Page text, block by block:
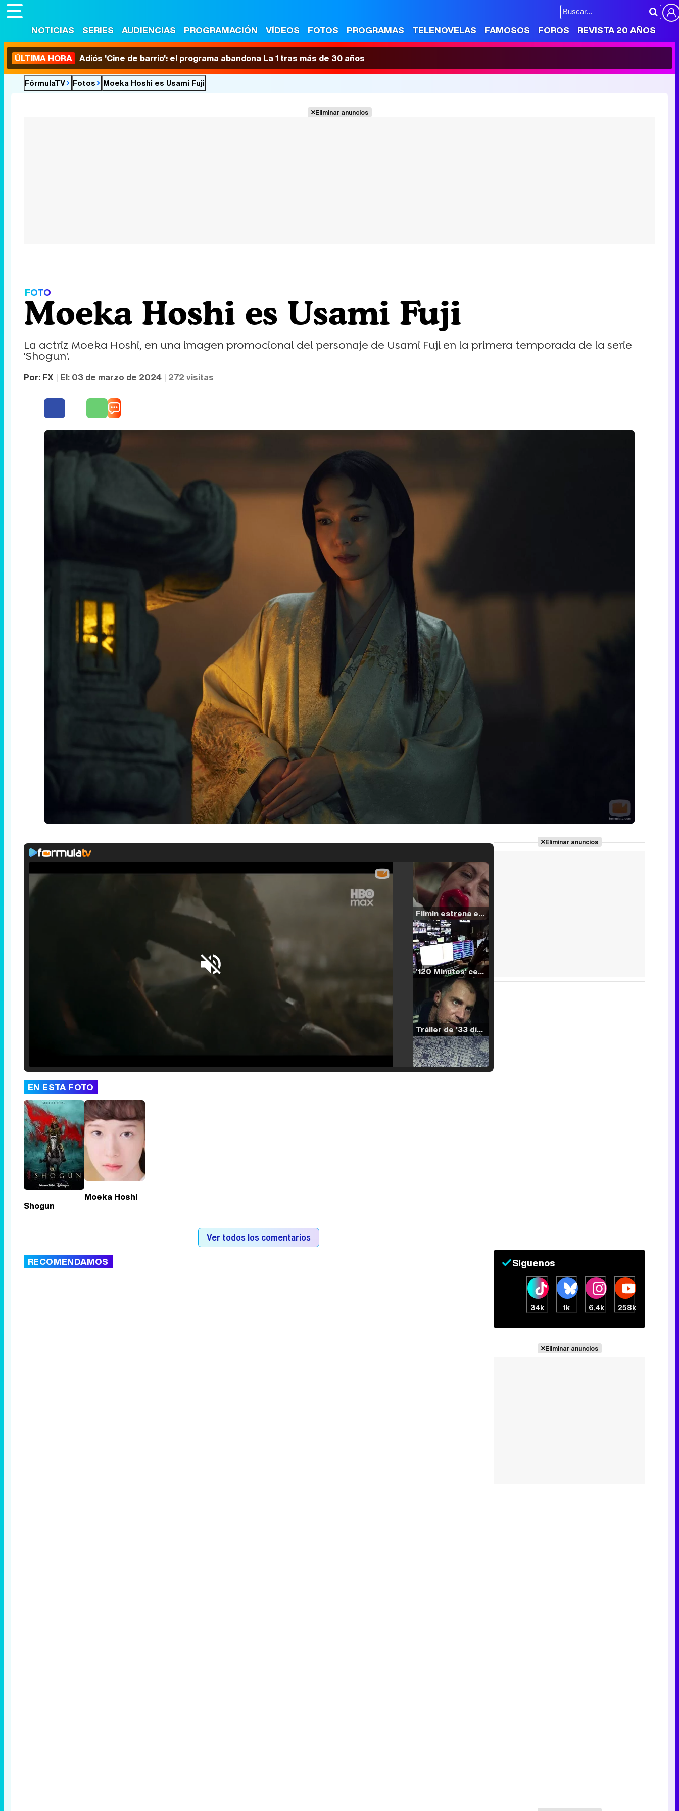
NOTICIAS SERIES AUDIENCIAS PROGRAMACIÓN VÍDEOS FOTOS PROGRAMAS TELENOVELAS FAMOSOS FOROS REVISTA 20 AÑOS
ÚLTIMA HORA Adiós 'Cine de barrio': el programa abandona La 1 tras más de 30 años
FórmulaTV Fotos Moeka Hoshi es Usami Fuji
Eliminar anuncios
FOTO
Moeka Hoshi es Usami Fuji
La actriz Moeka Hoshi, en una imagen promocional del personaje de Usami Fuji en la primera temporada de la serie
'Shogun'.
Por: FX El: 03 de marzo de 2024 272 visitas
Filmin estrena el tráiler de 'Millennial Mal', su nueva comedia universitaria de la mano de Lorena Iglesias
'120 Minutos' celebra sus 2.000 programas en Telemadrid con un vídeo del día a día en la redacción
Tráiler de '33 días', la nueva serie de Atresplayer con Julián Villagrán y José Manuel Poga
EN ESTA FOTO
Shogun
Moeka Hoshi
Ver todos los comentarios
RECOMENDAMOS
Eliminar anuncios
Síguenos
34k 1k 6,4k 258k
Eliminar anuncios